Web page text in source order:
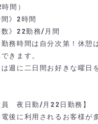
間）
間》2時間
数》22勤務/月間
務時間は自分次第！休憩
きます。
週に二日間お好きな曜日
員 夜日勤/月22日勤務】
後に利用されるお客様が